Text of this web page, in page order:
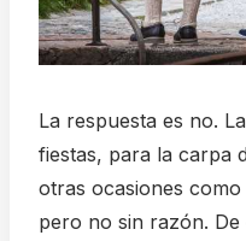
La respuesta es no.
fiestas, para la carpa
otras ocasiones
pero no sin razón. De